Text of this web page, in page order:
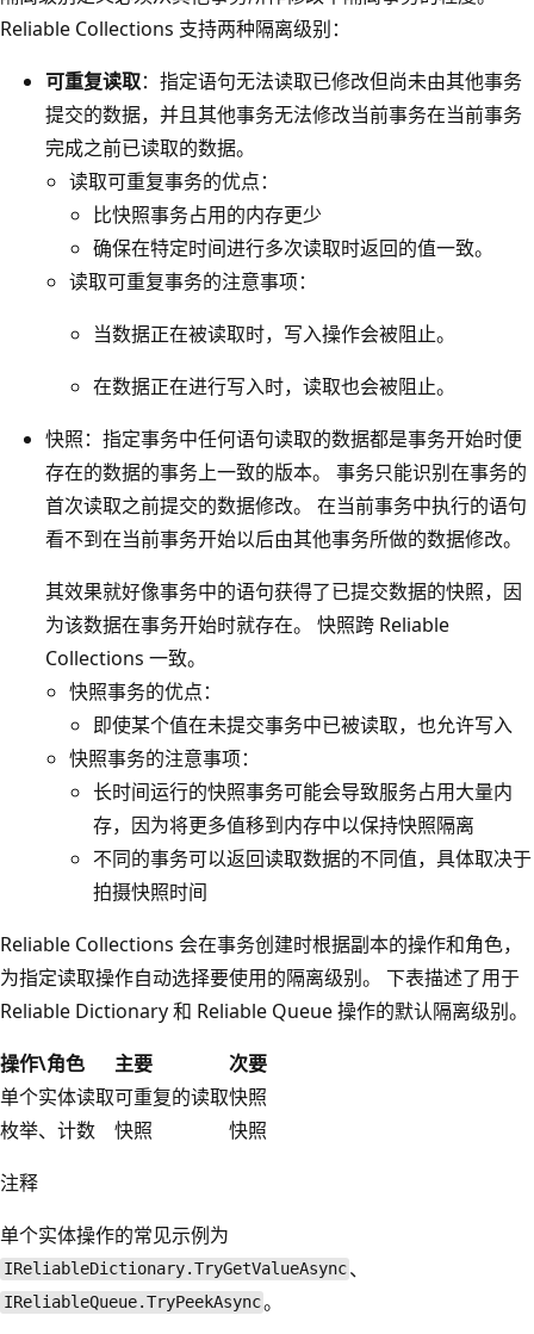
Reliable Collections 支持两种隔离级别：
可重复读取：指定语句无法读取已修改但尚未由其他事务
提交的数据，并且其他事务无法修改当前事务在当前事务
完成之前已读取的数据。
读取可重复事务的优点：
比快照事务占用的内存更少
确保在特定时间进行多次读取时返回的值一致。
读取可重复事务的注意事项：
当数据正在被读取时，写入操作会被阻止。
在数据正在进行写入时，读取也会被阻止。
快照：指定事务中任何语句读取的数据都是事务开始时便
存在的数据的事务上一致的版本。 事务只能识别在事务的
首次读取之前提交的数据修改。 在当前事务中执行的语句
看不到在当前事务开始以后由其他事务所做的数据修改。
其效果就好像事务中的语句获得了已提交数据的快照，因
为该数据在事务开始时就存在。 快照跨 Reliable
Collections 一致。
快照事务的优点：
即使某个值在未提交事务中已被读取，也允许写入
快照事务的注意事项：
长时间运行的快照事务可能会导致服务占用大量内
存，因为将更多值移到内存中以保持快照隔离
不同的事务可以返回读取数据的不同值，具体取决于
拍摄快照时间
Reliable Collections 会在事务创建时根据副本的操作和角色，
为指定读取操作自动选择要使用的隔离级别。 下表描述了用于
Reliable Dictionary 和 Reliable Queue 操作的默认隔离级别。
操作\角色
主要
次要
单个实体读取可重复的读取快照
枚举、计数
快照
快照
注释
单个实体操作的常见示例为
IReliableDictionary.TryGetValueAsync 、
IReliableQueue.TryPeekAsync。